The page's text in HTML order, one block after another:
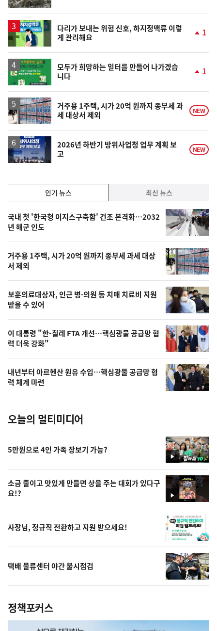
다리가 보내는 위험 신호, 하지정맥류 이렇
게 관리해요
상
1
모두가 희망하는 일터를 만들어 나가겠습
니다
상
승
1
거주용 1주택, 시가 20억 원까지 종부세 과
세 대상서 제외
NEW
2026년 하반기 방위사업청 업무 계획 보
고
NEW
기,
최
신,
오
늘
의
영
상
오
늘
의
사
진
인기 뉴스 최신 뉴스
기
뉴
스
국내 첫 '한국형 이지스구축함' 건조 본격화…2032
년 해군 인도
거주용 1주택, 시가 20억 원까지 종부세 과세 대상
서 제외
보훈의료대상자, 인근 병·의원 등 치매 치료비 지원
받을 수 있어
이 대통령 "한-칠레 FTA 개선…핵심광물 공급망 협
력 더욱 강화"
내년부터 아르헨산 원유 수입…핵심광물 공급망 협
력 체계 마련
오늘의 멀티미디어
영
상
5만원으로 4인 가족 장보기 가능?
영
상
소금 줄이고 맛있게 만들면 상을 주는 대회가 있다구
요!?
사장님, 정규직 전환하고 지원 받으세요!
택배 물류센터 야간 불시점검
정책포커스